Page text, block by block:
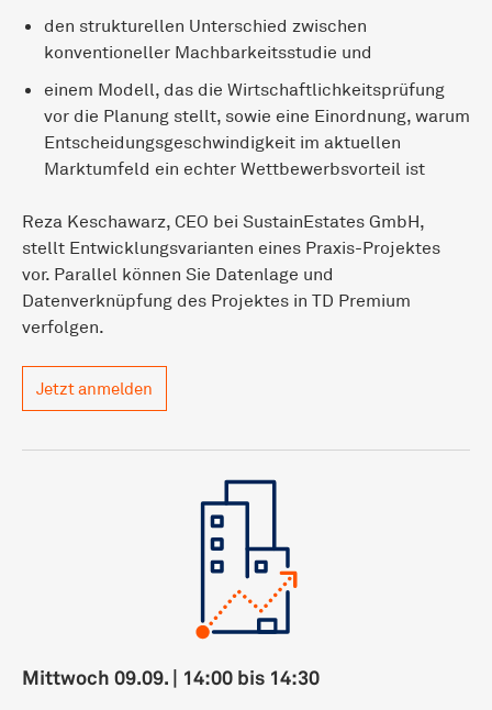
den strukturellen Unterschied zwischen
konventioneller Machbarkeitsstudie und
einem Modell, das die Wirtschaftlichkeitsprüfung
vor die Planung stellt, sowie eine Einordnung, warum
Entscheidungsgeschwindigkeit im aktuellen
Marktumfeld ein echter Wettbewerbsvorteil ist
Reza Keschawarz, CEO bei SustainEstates GmbH,
stellt Entwicklungsvarianten eines Praxis-Projektes
vor. Parallel können Sie Datenlage und
Datenverknüpfung des Projektes in TD Premium
verfolgen.
Jetzt anmelden
Mittwoch 09.09. | 14:00 bis 14:30